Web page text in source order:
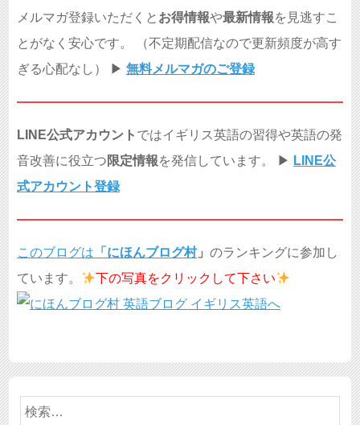
メルマガ登録いただくと お得情報や最新情報を見逃すこ
とがなく安心です。 （不定期配信なので更新頻度が高す
ぎる心配なし） ▶︎ 無料メルマガのご登録
LINE公式アカウント ではイギリス英語の習得や英語の発
音改善に役立つ 限定情報を発信しています。 ▶︎ LINE公
式アカウント登録
このブログは 「 にほんブログ村」 のランキングに参加し
ています。
下の写真をクリックして下さい
検
索: